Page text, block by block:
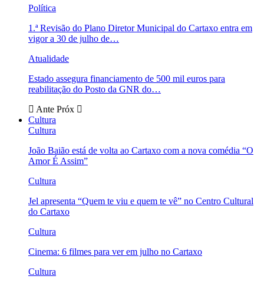
Política
1.ª Revisão do Plano Diretor Municipal do Cartaxo entra em
vigor a 30 de julho de…
Atualidade
Estado assegura financiamento de 500 mil euros para
reabilitação do Posto da GNR do…
Ante Próx
Cultura
Cultura
João Baião está de volta ao Cartaxo com a nova comédia “O
Amor É Assim”
Cultura
Jel apresenta “Quem te viu e quem te vê” no Centro Cultural
do Cartaxo
Cultura
Cinema: 6 filmes para ver em julho no Cartaxo
Cultura